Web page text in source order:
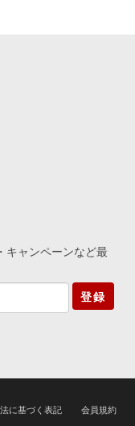
ると思います。
またいつでも気
ね。
キャンペーンなど最
登録
に基づく表記 会員規約